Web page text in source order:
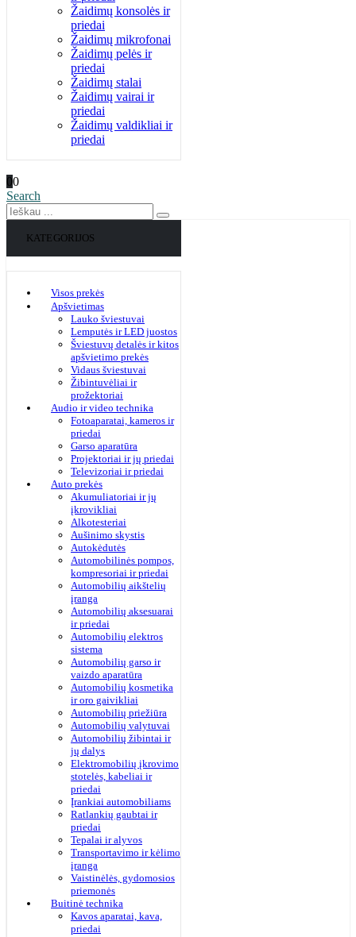
Žaidimų konsolės ir
priedai
Žaidimų mikrofonai
Žaidimų pelės ir
priedai
Žaidimų stalai
Žaidimų vairai ir
priedai
Žaidimų valdikliai ir
priedai
00
Search
KATEGORIJOS
Visos prekės
Apšvietimas
Lauko šviestuvai
Lemputės ir LED juostos
Šviestuvų detalės ir kitos
apšvietimo prekės
Vidaus šviestuvai
Žibintuvėliai ir
prožektoriai
Audio ir video technika
Fotoaparatai, kameros ir
priedai
Garso aparatūra
Projektoriai ir jų priedai
Televizoriai ir priedai
Auto prekės
Akumuliatoriai ir jų
įkrovikliai
Alkotesteriai
Aušinimo skystis
Autokėdutės
Automobilinės pompos,
kompresoriai ir priedai
Automobilių aikštelių
įranga
Automobilių aksesuarai
ir priedai
Automobilių elektros
sistema
Automobilių garso ir
vaizdo aparatūra
Automobilių kosmetika
ir oro gaivikliai
Automobilių priežiūra
Automobilių valytuvai
Automobilių žibintai ir
jų dalys
Elektromobilių įkrovimo
stotelės, kabeliai ir
priedai
Įrankiai automobiliams
Ratlankių gaubtai ir
priedai
Tepalai ir alyvos
Transportavimo ir kėlimo
įranga
Vaistinėlės, gydomosios
priemonės
Buitinė technika
Kavos aparatai, kava,
priedai